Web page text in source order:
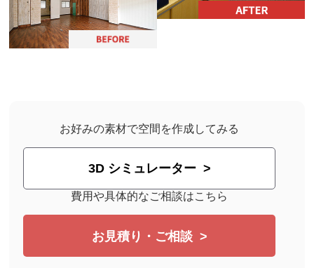
お好みの素材で空間を作成してみる
3D シミュレーター
費用や具体的なご相談はこちら
お見積り・ご相談